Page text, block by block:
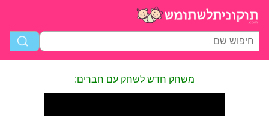
משחק חדש לשחק עם חברים: